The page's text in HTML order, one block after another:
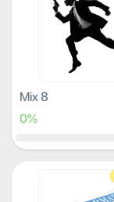
Mix 8
0%